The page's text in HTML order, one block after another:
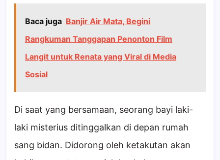
Baca juga Banjir Air Mata, Begini
Rangkuman Tanggapan Penonton Film
Langit untuk Renata yang Viral di Media
Sosial
Di saat yang bersamaan, seorang bayi laki-
laki misterius ditinggalkan di depan rumah
sang bidan. Didorong oleh ketakutan akan